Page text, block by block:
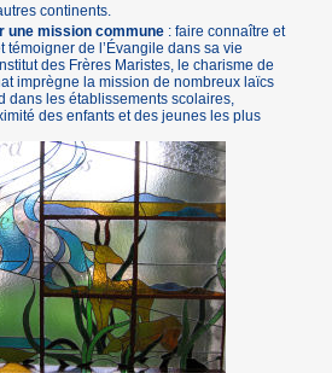
continents.
une mission commune : faire connaître et
témoigner de l’Évangile dans sa vie
des Frères Maristes, le charisme de
imprègne la mission de nombreux laïcs
dans les établissements scolaires,
des enfants et des jeunes les plus